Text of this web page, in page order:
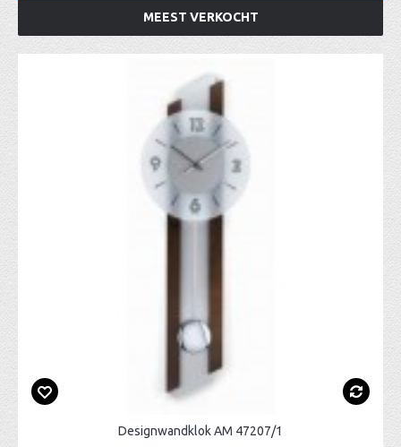
MEEST VERKOCHT
Designwandklok AM 47207/1